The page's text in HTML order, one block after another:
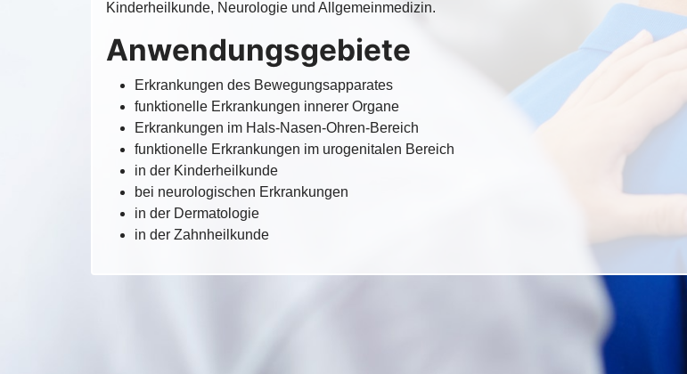
Kinderheilkunde, Neurologie und Allgemeinmedizin.
Anwendungsgebiete
Erkrankungen des Bewegungsapparates
funktionelle Erkrankungen innerer Organe
Erkrankungen im Hals-Nasen-Ohren-Bereich
funktionelle Erkrankungen im urogenitalen Bereich
in der Kinderheilkunde
bei neurologischen Erkrankungen
in der Dermatologie
in der Zahnheilkunde